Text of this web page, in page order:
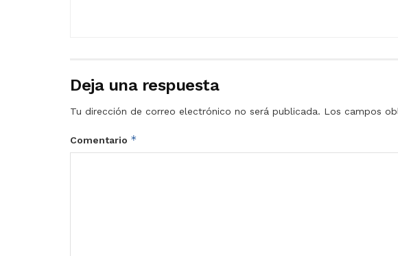
Deja una respuesta
Tu dirección de correo electrónico no será publicada. Los campos
Comentario *